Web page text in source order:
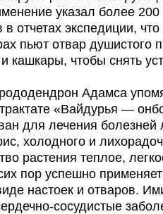
указал более 200
в отчетах экспедиции,
пьют отвар душистого
кашкары, чтобы снять
Адамса
«Вайдурья —
для лечения болезней
холодного и
растения теплое,
пор успешно применяет
настоек и отваров.
сосудистые